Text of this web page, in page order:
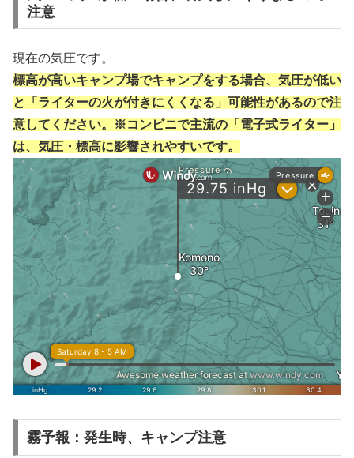
注意
現在の気圧です。
標高が高いキャンプ場でキャンプをする場合、気圧が低い
と「ライターの火が付きにくくなる」可能性があるので注
意してください。※コンビニで主流の「電子式ライター」
は、気圧・標高に影響されやすいです。
霧予報：発生時、キャンプ注意